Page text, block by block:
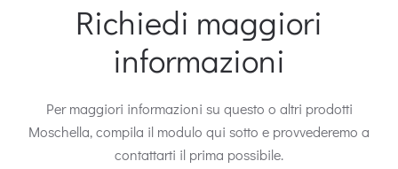
Richiedi maggiori
informazioni
Per maggiori informazioni su questo o altri prodotti
Moschella, compila il modulo qui sotto e provvederemo a
contattarti il prima possibile.